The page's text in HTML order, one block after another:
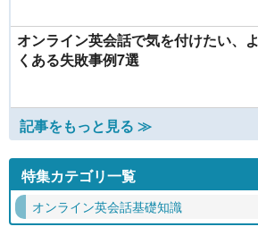
オンライン英会話で気を付けたい、よ
くある失敗事例7選
記事をもっと見る ≫
特集カテゴリ一覧
オンライン英会話基礎知識